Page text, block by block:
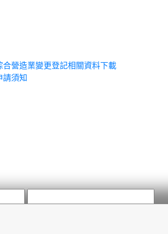
合營造業變更登記相關資料下載
請須知